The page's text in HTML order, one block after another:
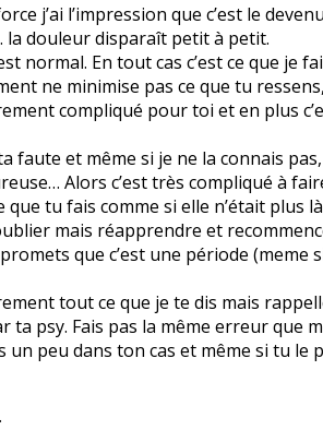
j’ai l’impression que c’est le
la douleur disparaît petit à petit.
normal. En tout cas c’est ce que je
ne minimise pas ce que tu
compliqué pour toi et en plus
faute et même si je ne la connais
Alors c’est très compliqué à
tu fais comme si elle n’était plus
mais réapprendre et
que c’est une période (meme
tout ce que je te dis mais
psy. Fais pas la même erreur que
peu dans ton cas et même si tu le